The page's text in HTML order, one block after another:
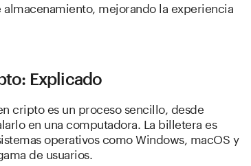
mejorando la experiencia
Explicado
cripto es un proceso sencillo, desde
en una computadora. La billetera es
operativos como Windows, macOS y
de usuarios.